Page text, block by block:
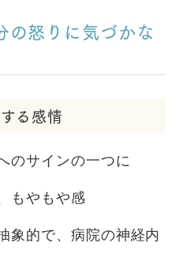
の怒りに気づかな
る感情
のサインの一つに
もやもや感
象的で、病院の神経内